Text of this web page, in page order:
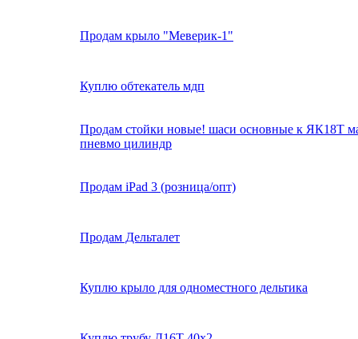
Продам крыло "Меверик-1"
Куплю обтекатель мдп
Продам стойки новые! шаси основные к ЯК18Т
пневмо цилиндр
Продам iPad 3 (розница/опт)
Продам Дельталет
Куплю крыло для одноместного дельтика